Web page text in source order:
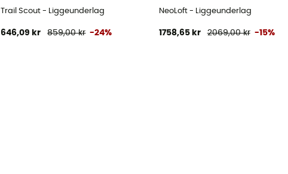
Trail Scout - Liggeunderlag
646,09 kr 859,00 kr -24%
NeoLoft - Liggeunderlag
1758,65 kr 2069,00 kr -15%